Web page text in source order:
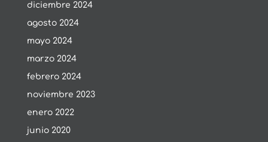
diciembre 2024
agosto 2024
mayo 2024
marzo 2024
febrero 2024
noviembre 2023
enero 2022
junio 2020